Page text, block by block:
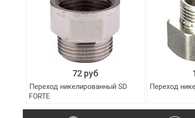
72 руб
Переход никелированный SD
FORTE
Переход